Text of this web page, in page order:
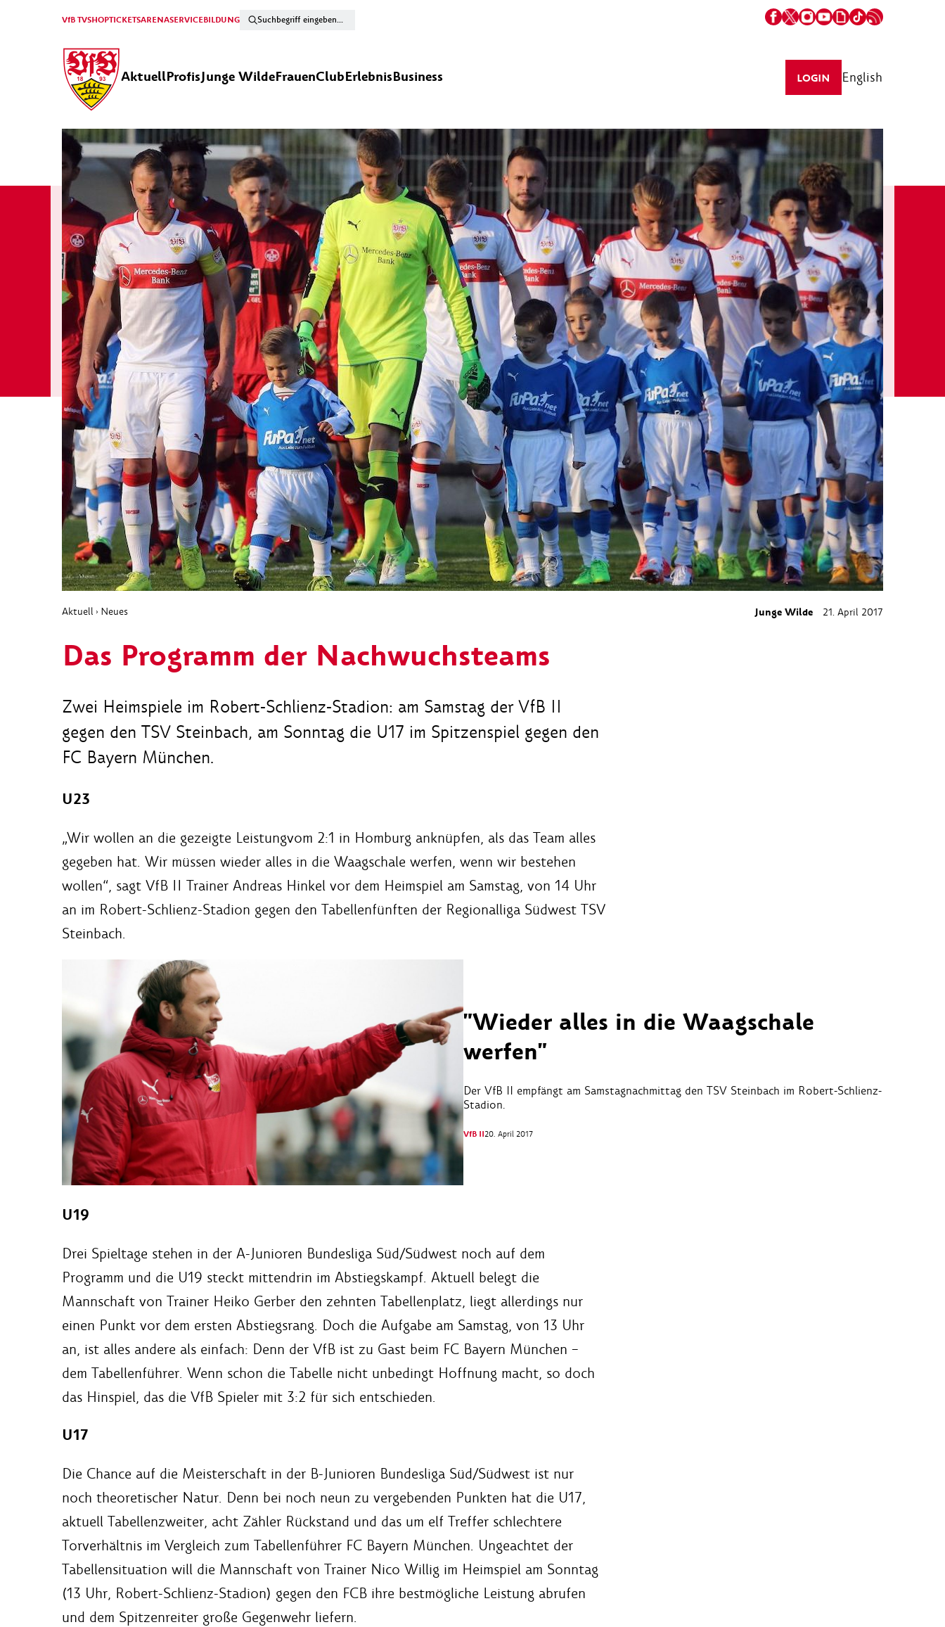
VfB TVSHOPTICKETSARENASERVICEBILDUNG
AktuellProfisJunge WildeFrauenClubErlebnisBusiness LOGIN English
Aktuell › Neues Junge Wilde 21. April 2017
Das Programm der Nachwuchsteams
Zwei Heimspiele im Robert-Schlienz-Stadion: am Samstag der VfB II
gegen den TSV Steinbach, am Sonntag die U17 im Spitzenspiel gegen den
FC Bayern München.
U23
„Wir wollen an die gezeigte Leistungvom 2:1 in Homburg anknüpfen, als das Team alles
gegeben hat. Wir müssen wieder alles in die Waagschale werfen, wenn wir bestehen
wollen“, sagt VfB II Trainer Andreas Hinkel vor dem Heimspiel am Samstag, von 14 Uhr
an im Robert-Schlienz-Stadion gegen den Tabellenfünften der Regionalliga Südwest TSV
Steinbach.
"Wieder alles in die Waagschale
werfen"
Der VfB II empfängt am Samstagnachmittag den TSV Steinbach im Robert-Schlienz-
Stadion.
VfB II20. April 2017
U19
Drei Spieltage stehen in der A-Junioren Bundesliga Süd/Südwest noch auf dem
Programm und die U19 steckt mittendrin im Abstiegskampf. Aktuell belegt die
Mannschaft von Trainer Heiko Gerber den zehnten Tabellenplatz, liegt allerdings nur
einen Punkt vor dem ersten Abstiegsrang. Doch die Aufgabe am Samstag, von 13 Uhr
an, ist alles andere als einfach: Denn der VfB ist zu Gast beim FC Bayern München –
dem Tabellenführer. Wenn schon die Tabelle nicht unbedingt Hoffnung macht, so doch
das Hinspiel, das die VfB Spieler mit 3:2 für sich entschieden.
U17
Die Chance auf die Meisterschaft in der B-Junioren Bundesliga Süd/Südwest ist nur
noch theoretischer Natur. Denn bei noch neun zu vergebenden Punkten hat die U17,
aktuell Tabellenzweiter, acht Zähler Rückstand und das um elf Treffer schlechtere
Torverhältnis im Vergleich zum Tabellenführer FC Bayern München. Ungeachtet der
Tabellensituation will die Mannschaft von Trainer Nico Willig im Heimspiel am Sonntag
(13 Uhr, Robert-Schlienz-Stadion) gegen den FCB ihre bestmögliche Leistung abrufen
und dem Spitzenreiter große Gegenwehr liefern.